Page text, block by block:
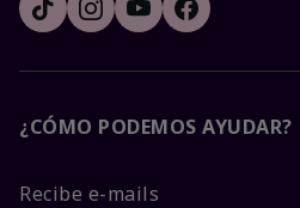
¿CÓMO PODEMOS AYUDAR?
Recibe e-mails